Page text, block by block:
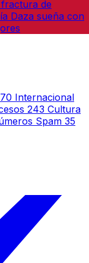
de
Daza sueña con
Internacional
243 Cultura
Spam 35